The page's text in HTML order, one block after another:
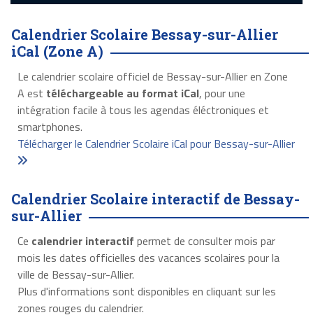
Calendrier Scolaire Bessay-sur-Allier
iCal (Zone A)
Le calendrier scolaire officiel de Bessay-sur-Allier en Zone
A est téléchargeable au format iCal, pour une
intégration facile à tous les agendas éléctroniques et
smartphones.
Télécharger le Calendrier Scolaire iCal pour Bessay-sur-Allier
Calendrier Scolaire interactif de Bessay-
sur-Allier
Ce calendrier interactif permet de consulter mois par
mois les dates officielles des vacances scolaires pour la
ville de Bessay-sur-Allier.
Plus d'informations sont disponibles en cliquant sur les
zones rouges du calendrier.